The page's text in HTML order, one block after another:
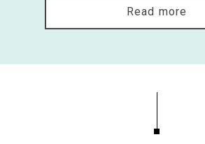
Read more